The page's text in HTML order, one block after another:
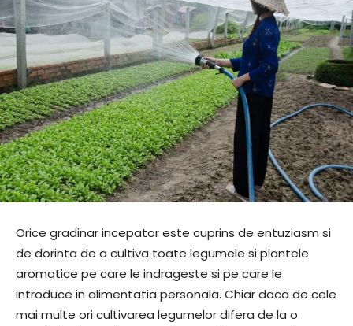
Orice gradinar incepator este cuprins de entuziasm si
de dorinta de a cultiva toate legumele si plantele
aromatice pe care le indrageste si pe care le
introduce in alimentatia personala. Chiar daca de cele
mai multe ori cultivarea legumelor difera de la o